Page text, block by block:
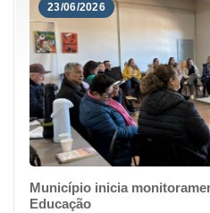
23/06/2026
Município inicia
Educação